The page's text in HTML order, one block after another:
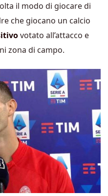
il modo di giocare di
che giocano un calcio
votato all’attacco e
zona di campo.